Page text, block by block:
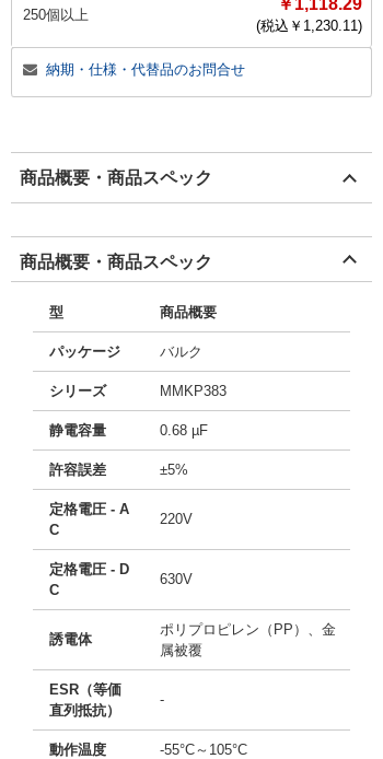
250個以上
￥1,118.29
(税込￥ 1,230.11)
納期・仕様・代替品のお問合せ
商品概要・商品スペック
商品概要・商品スペック
型 商品概要
パッケージ バルク
シリーズ MMKP383
静電容量 0.68 µF
許容誤差 ±5%
定格電圧 - A
C
220V
定格電圧 - D
C
630V
誘電体
ポリプロピレン（PP）、金
属被覆
ESR（等価
直列抵抗）
-
動作温度 -55°C～105°C